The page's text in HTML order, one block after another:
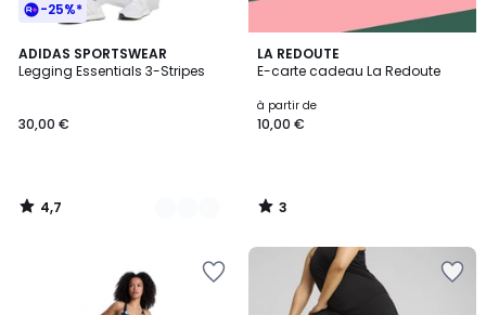
-25%*
ADIDAS SPORTSWEAR
Legging Essentials 3-Stripes
30,00 €
4,7
/ 5
4
Couleurs
4,7
/
LA REDOUTE
E-carte cadeau La Redoute
à partir de
10,00 €
3
/
3
/